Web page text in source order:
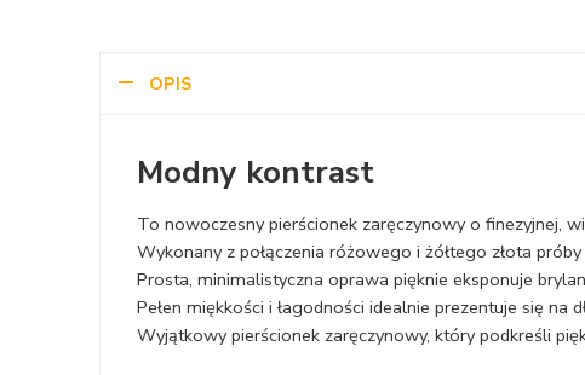
OPIS
Modny kontrast
To nowoczesny pierścionek zaręczynowy o finezyjnej,
Wykonany z połączenia różowego i żółtego złota
Prosta, minimalistyczna oprawa pięknie eksponuje
Pełen miękkości i łagodności idealnie prezentuje się na
Wyjątkowy pierścionek zaręczynowy, który podkreśli